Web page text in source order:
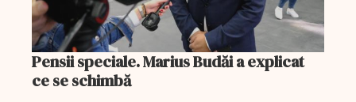
Pensii speciale. Marius Budăi a explicat
ce se schimbă